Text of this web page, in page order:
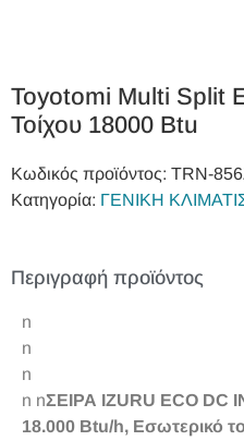
Toyotomi Multi Split
Τοίχου 18000 Btu
Κωδικός προϊόντος:
Κατηγορία: ΓΕΝΙΚΗ
Περιγραφή προϊόντος
n
n
n
n nΣΕΙΡΑ IZURU ECO DC
18.000 Btu/h, Εσωτερικό